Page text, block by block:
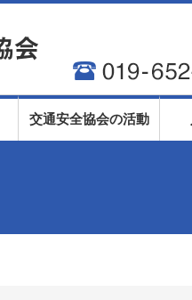
交通安全協会の活動